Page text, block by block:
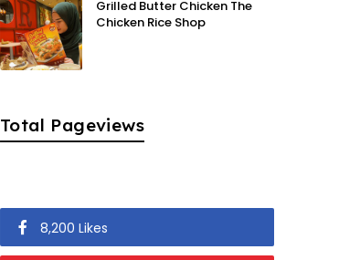
Grilled Butter Chicken The
Chicken Rice Shop
Total Pageviews
8,200 Likes